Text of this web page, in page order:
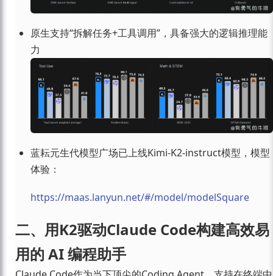
原生支持“拆解任务+工具调用”，具备强大的逻辑推理能
力
蓝耘元生代模型广场已上线Kimi-K2-instruct模型，模型
体验：
https://maas.lanyun.net/#/model/modelSquare
二、用K2驱动Claude Code构建高效易
用的 AI 编程助手